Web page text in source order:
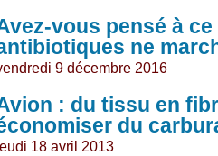
vous pensé à
ne
9 décembre 2016
: du tissu en
du
18 avril 2013